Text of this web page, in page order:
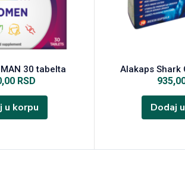
30 tabelta
RSD
u korpu
Alakaps Shark
Dodaj